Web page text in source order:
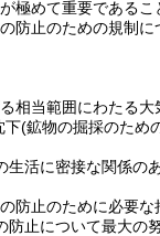
極めて重要である
止のための規制
相当範囲にわたる
下(鉱物の掘採のため
活に密接な関係の
止のために必要な
止について最大の